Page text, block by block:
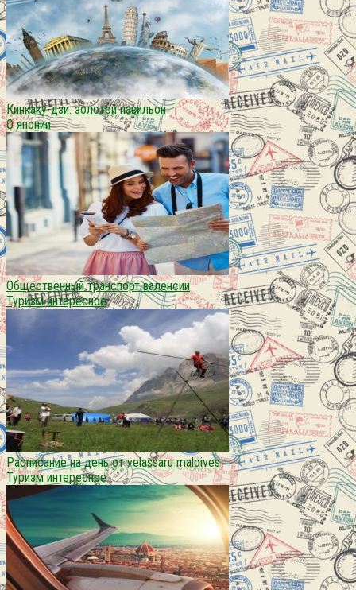
Кинкаку-дзи: золотой павильон
О японии
Общественный транспорт валенсии
Туризм интересное
Расписание на день от velassaru maldives
Туризм интересное